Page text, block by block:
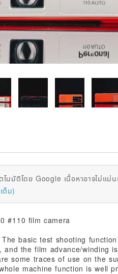
นมัติโดย Google เนื้อหาอาจไม่แม่น
ต็ม)
#110 film camera
basic test shooting
the film advance/winding
some traces of use on the
machine function is well